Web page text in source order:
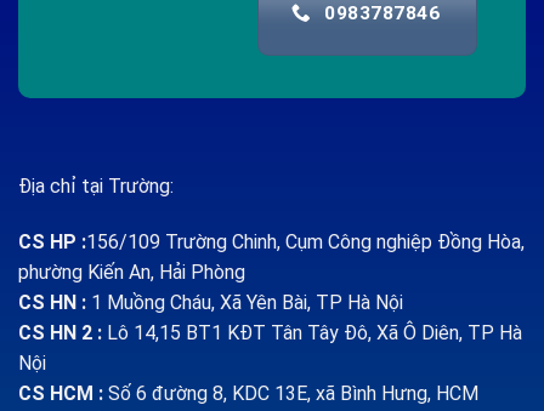
0983787846
Địa chỉ tại Trường:
CS HP :156/109 Trường Chinh, Cụm Công nghiệp Đồng Hòa,
phường Kiến An, Hải Phòng
CS HN : 1 Muồng Cháu, Xã Yên Bài, TP Hà Nội
CS HN 2 : Lô 14,15 BT1 KĐT Tân Tây Đô, Xã Ô Diên, TP Hà
Nội
CS HCM : Số 6 đường 8, KDC 13E, xã Bình Hưng, HCM